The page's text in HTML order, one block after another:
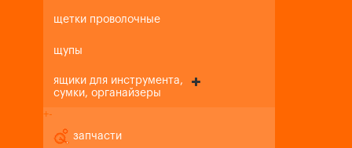
щетки проволочные
щупы
ящики для инструмента,
сумки, органайзеры
+-
запчасти